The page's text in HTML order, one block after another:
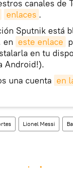
canales de
enlaces .
Sputnik está
en este enlace
en tu
Android!).
una cuenta en
Lionel Messi